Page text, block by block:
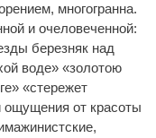
многогранна.
и очеловеченной:
березняк над
воде» «золотою
«стережет
ощущения от красоты